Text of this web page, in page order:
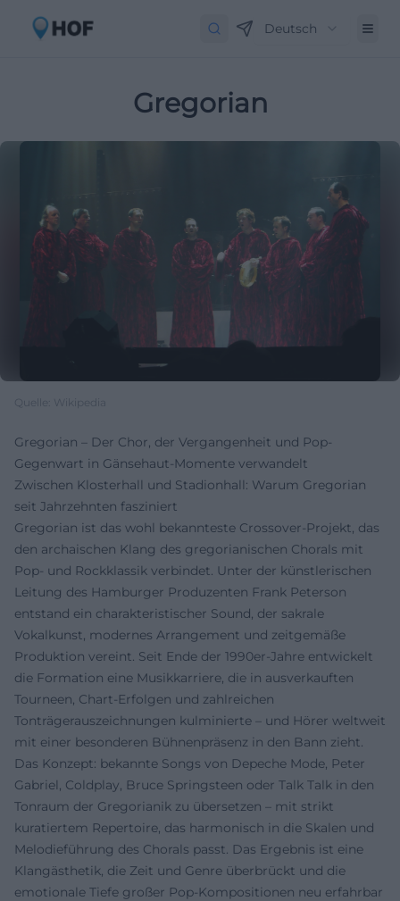
Deutsch
Gregorian
Quelle: Wikipedia
Gregorian – Der Chor, der Vergangenheit und Pop-
Gegenwart in Gänsehaut-Momente verwandelt
Zwischen Klosterhall und Stadionhall: Warum Gregorian
seit Jahrzehnten fasziniert
Gregorian ist das wohl bekannteste Crossover‑Projekt, das
den archaischen Klang des gregorianischen Chorals mit
Pop‑ und Rockklassik verbindet. Unter der künstlerischen
Leitung des Hamburger Produzenten Frank Peterson
entstand ein charakteristischer Sound, der sakrale
Vokalkunst, modernes Arrangement und zeitgemäße
Produktion vereint. Seit Ende der 1990er‑Jahre entwickelt
die Formation eine Musikkarriere, die in ausverkauften
Tourneen, Chart‑Erfolgen und zahlreichen
Tonträgerauszeichnungen kulminierte – und Hörer weltweit
mit einer besonderen Bühnenpräsenz in den Bann zieht.
Das Konzept: bekannte Songs von Depeche Mode, Peter
Gabriel, Coldplay, Bruce Springsteen oder Talk Talk in den
Tonraum der Gregorianik zu übersetzen – mit strikt
kuratiertem Repertoire, das harmonisch in die Skalen und
Melodieführung des Chorals passt. Das Ergebnis ist eine
Klangästhetik, die Zeit und Genre überbrückt und die
emotionale Tiefe großer Pop‑Kompositionen neu erfahrbar